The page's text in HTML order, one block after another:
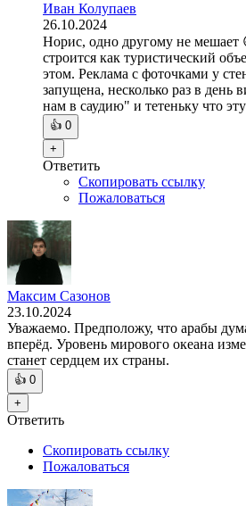
Иван Колупаев
26.10.2024
Норис, одно другому не мешает
строится как туристический
этом. Реклама с фоточками у
запущена, несколько раз в день
нам в саудию" и тетеньку что эту
👍 0
+
Ответить
Скопировать ссылку
Пожаловаться
Максим Сазонов
23.10.2024
Уважаемо. Предположу, что арабы
вперёд. Уровень мирового океана
станет сердцем их страны.
👍 0
+
Ответить
Скопировать ссылку
Пожаловаться